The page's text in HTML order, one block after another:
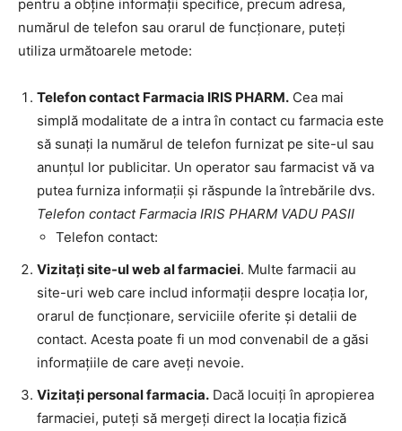
pentru a obține informații specifice, precum adresa,
numărul de telefon sau orarul de funcționare, puteți
utiliza următoarele metode:
Telefon contact Farmacia IRIS PHARM. Cea mai
simplă modalitate de a intra în contact cu farmacia este
să sunați la numărul de telefon furnizat pe site-ul sau
anunțul lor publicitar. Un operator sau farmacist vă va
putea furniza informații și răspunde la întrebările dvs.
Telefon contact Farmacia IRIS PHARM VADU PASII
Telefon contact:
Vizitați site-ul web al farmaciei. Multe farmacii au
site-uri web care includ informații despre locația lor,
orarul de funcționare, serviciile oferite și detalii de
contact. Acesta poate fi un mod convenabil de a găsi
informațiile de care aveți nevoie.
Vizitați personal farmacia. Dacă locuiți în apropierea
farmaciei, puteți să mergeți direct la locația fizică